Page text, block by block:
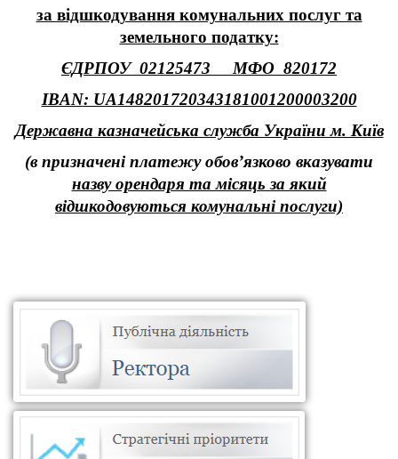
за відшкодування комунальних послуг та
земельного податку:
ЄДРПОУ 02125473 МФО 820172
IBAN: UA148201720343181001200003200
Державна казначейська служба України м. Київ
(в призначені платежу обов’язково вказувати
назву орендаря та місяць за який
відшкодовуються комунальні послуги)